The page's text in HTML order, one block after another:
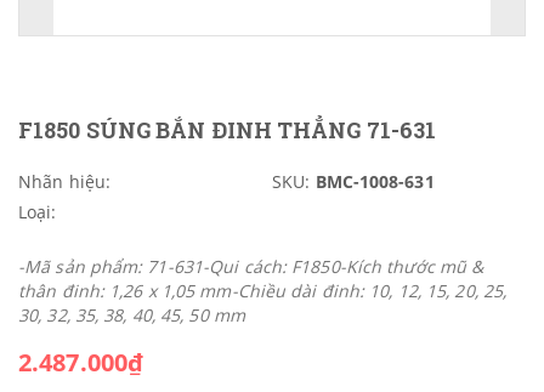
F1850 SÚNG BẮN ĐINH THẲNG 71-631
Nhãn hiệu: SKU: BMC-1008-631
Loại:
-Mã sản phẩm: 71-631-Qui cách: F1850-Kích thước mũ &
thân đinh: 1,26 x 1,05 mm-Chiều dài đinh: 10, 12, 15, 20, 25,
30, 32, 35, 38, 40, 45, 50 mm
2.487.000₫